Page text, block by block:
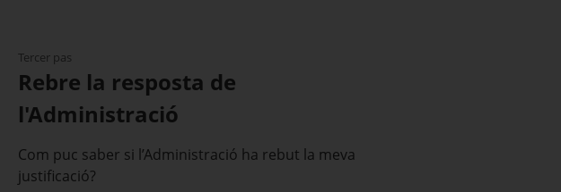
Tercer pas
Rebre la resposta de
l'Administració
Com puc saber si l’Administració ha rebut la meva
justificació?